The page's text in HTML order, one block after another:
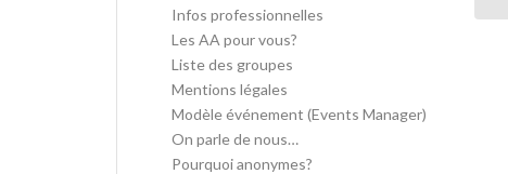
Infos professionnelles
Les AA pour vous?
Liste des groupes
Mentions légales
Modèle événement (Events Manager)
On parle de nous…
Pourquoi anonymes?